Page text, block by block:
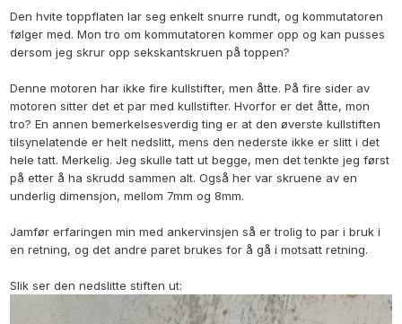
Den hvite toppflaten lar seg enkelt snurre rundt, og kommutatoren
følger med. Mon tro om kommutatoren kommer opp og kan pusses
dersom jeg skrur opp sekskantskruen på toppen?
Denne motoren har ikke fire kullstifter, men åtte. På fire sider av
motoren sitter det et par med kullstifter. Hvorfor er det åtte, mon
tro? En annen bemerkelsesverdig ting er at den øverste kullstiften
tilsynelatende er helt nedslitt, mens den nederste ikke er slitt i det
hele tatt. Merkelig. Jeg skulle tatt ut begge, men det tenkte jeg først
på etter å ha skrudd sammen alt. Også her var skruene av en
underlig dimensjon, mellom 7mm og 8mm.
Jamfør erfaringen min med ankervinsjen så er trolig to par i bruk i
en retning, og det andre paret brukes for å gå i motsatt retning.
Slik ser den nedslitte stiften ut: